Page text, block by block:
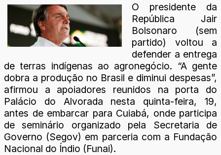
O presidente da
República Jair
Bolsonaro (sem
partido) voltou a
defender a entrega
de terras indígenas ao agronegócio. “A gente
dobra a produção no Brasil e diminui despesas”,
afirmou a apoiadores reunidos na porta do
Palácio do Alvorada nesta quinta-feira, 19,
antes de embarcar para Cuiabá, onde participa
de seminário organizado pela Secretaria de
Governo (Segov) em parceria com a Fundação
Nacional do Índio (Funai).